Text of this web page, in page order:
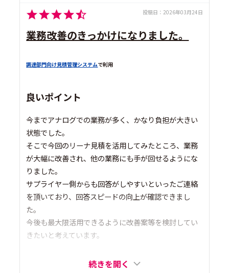
投稿日： 2026年03月24日
業務改善のきっかけになりました。
調達部門向け見積管理システムで利用
良いポイント
今までアナログでの業務が多く、かなり負担が大きい
状態でした。
そこで今回のリーナ見積を活用してみたところ、業務
が大幅に改善され、他の業務にも手が回せるようにな
りました。
サプライヤー側からも回答がしやすいといったご連絡
を頂いており、回答スピードの向上が確認できまし
た。
今後も最大限活用できるように改善案等を検討してい
きたいと考えています。
続きを開く